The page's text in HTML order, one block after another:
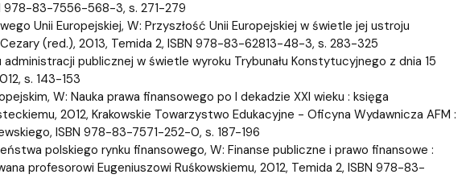
978-83-7556-568-3, s. 271-279
Unii Europejskiej, W: Przyszłość Unii Europejskiej w świetle jej ustroju
(red.), 2013, Temida 2, ISBN 978-83-62813-48-3, s. 283-325
publicznej w świetle wyroku Trybunału Konstytucyjnego z dnia 15
s. 143-153
W: Nauka prawa finansowego po I dekadzie XXI wieku : księga
2012, Krakowskie Towarzystwo Edukacyjne - Oficyna Wydawnicza AFM :
ISBN 978-83-7571-252-0, s. 187-196
polskiego rynku finansowego, W: Finanse publiczne i prawo finansowe :
profesorowi Eugeniuszowi Ruśkowskiemu, 2012, Temida 2, ISBN 978-83-